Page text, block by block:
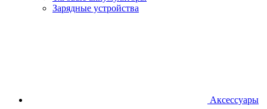
Зарядные устройства
Аксессуары